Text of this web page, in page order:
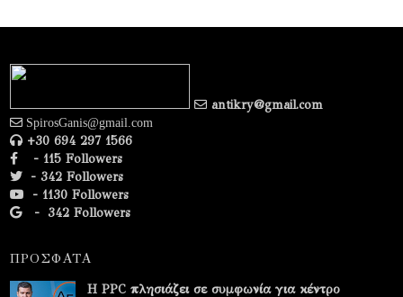
antikry@gmail.com
SpirosGanis@gmail.com
+30 694 297 1566
- 115 Followers
- 342 Followers
- 1130 Followers
- 342 Followers
ΠΡΟΣΦΑΤΑ
Η PPC πλησιάζει σε συμφωνία για κέντρο